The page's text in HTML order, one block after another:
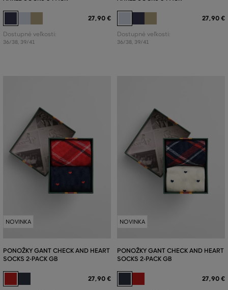
27,90 €
Dostupné veľkosti:
36/38, 39/41
27,90 €
Dostupné veľkosti:
36/38, 39/41
NOVINKA
PONOŽKY GANT CHECK AND HEART
SOCKS 2-PACK GB
27,90 €
NOVINKA
PONOŽKY GANT CHECK AND HEART
SOCKS 2-PACK GB
27,90 €